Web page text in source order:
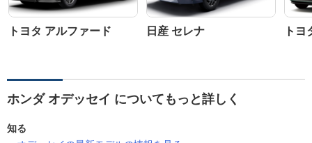
トヨタ アルファード 日産 セレナ ト
ホンダ オデッセイ についてもっと詳しく
知る